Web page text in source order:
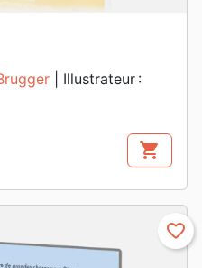
| Illustrateur :
shopping_cart
favorite_border